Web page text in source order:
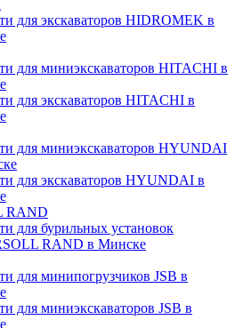
для экскаваторов HIDROMEK в
для миниэкскаваторов HITACHI в
для экскаваторов HITACHI в
для миниэкскаваторов HYUNDAI
для экскаваторов HYUNDAI в
RAND
для бурильных установок
RAND в Минске
для минипогрузчиков JSB в
для миниэкскаваторов JSB в